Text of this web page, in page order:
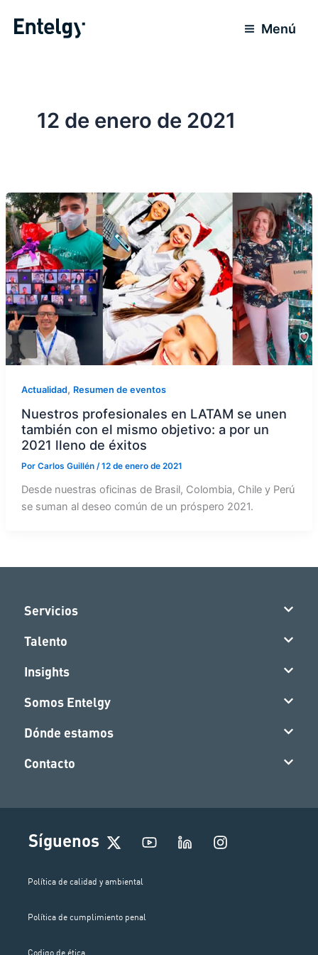
Menú
12 de enero de 2021
Actualidad, Resumen de eventos
Nuestros profesionales en LATAM se unen
también con el mismo objetivo: a por un
2021 lleno de éxitos
Por Carlos Guillén /12 de enero de 2021
Desde nuestras oficinas de Brasil, Colombia, Chile y Perú
se suman al deseo común de un próspero 2021.
Servicios
Talento
Insights
Somos Entelgy
Dónde estamos
Contacto
Síguenos
I
n
Política de calidad y ambiental
Política de cumplimiento penal
Codigo de ética